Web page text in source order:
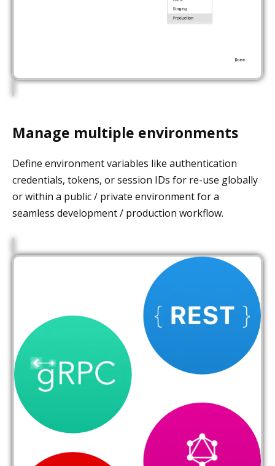
Manage multiple environments
Define environment variables like authentication
credentials, tokens, or session IDs for re-use globally
or within a public / private environment for a
seamless development / production workflow.